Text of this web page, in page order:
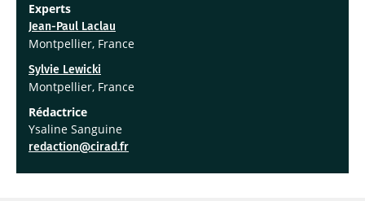
Experts
Jean-Paul Laclau
Montpellier, France
Sylvie Lewicki
Montpellier, France
Rédactrice
Ysaline Sanguine
redaction@cirad.fr